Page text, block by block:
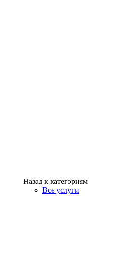
Назад к категориям
Все услуги